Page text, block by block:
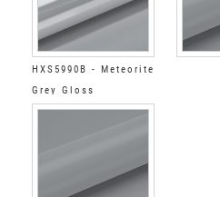
HXS5990B - Meteorite
Grey Gloss